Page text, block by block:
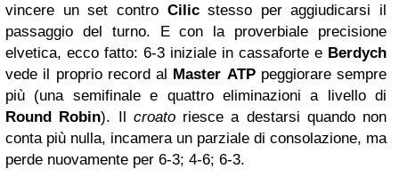
vincere un set contro Cilicstesso per aggiudicarsi il
passaggio del turno. E con la proverbiale precisione
elvetica, ecco fatto: 6-3 iniziale in cassaforte e Berdych
vede il proprio record al Master ATPpeggiorare sempre
più (una semifinale e quattro eliminazioni a livello di
Round Robin). Il croatoriesce a destarsi quando non
conta più nulla, incamera un parziale di consolazione, ma
perde nuovamente per 6-3; 4-6; 6-3.